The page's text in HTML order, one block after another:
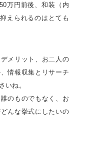
万円前後、和装（内
えられるのはとても
メリット、お二人の
情報収集とリサーチ
いね。
のものでもなく、お
んな挙式にしたいの